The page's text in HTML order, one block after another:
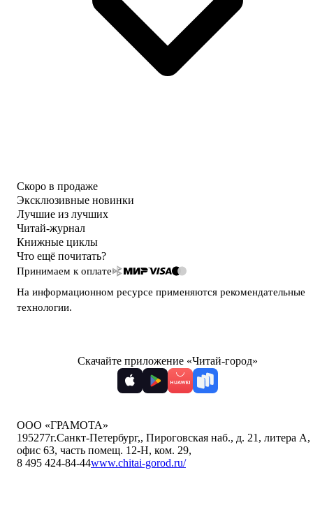
Скоро в продаже
Эксклюзивные новинки
Лучшие из лучших
Читай-журнал
Книжные циклы
Что ещё почитать?
Принимаем к оплате
На информационном ресурсе применяются рекомендательные
технологии.
Скачайте приложение «Читай-город»
ООО «ГРАМОТА»
195277г.Санкт-Петербург,, Пироговская наб., д. 21, литера А,
офис 63, часть помещ. 12-Н, ком. 29,
8 495 424-84-44www.chitai-gorod.ru/